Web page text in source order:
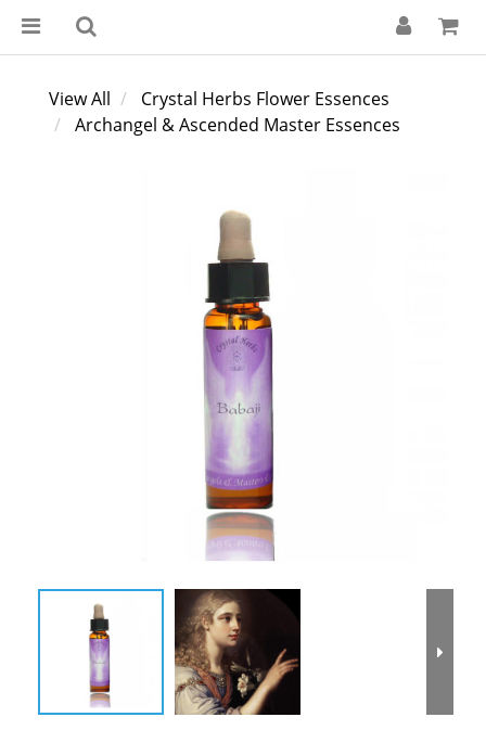
View All
Crystal Herbs Flower Essences
Archangel & Ascended Master Essences